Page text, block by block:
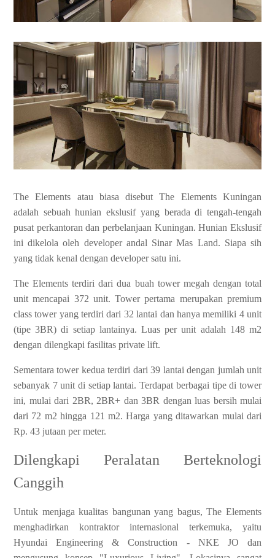
The Elements atau biasa disebut The Elements Kuningan
adalah sebuah hunian ekslusif yang berada di tengah-tengah
pusat perkantoran dan perbelanjaan Kuningan. Hunian Ekslusif
ini dikelola oleh developer andal Sinar Mas Land. Siapa sih
yang tidak kenal dengan developer satu ini.
The Elements terdiri dari dua buah tower megah dengan total
unit mencapai 372 unit. Tower pertama merupakan premium
class tower yang terdiri dari 32 lantai dan hanya memiliki 4 unit
(tipe 3BR) di setiap lantainya. Luas per unit adalah 148 m2
dengan dilengkapi fasilitas private lift.
Sementara tower kedua terdiri dari 39 lantai dengan jumlah unit
sebanyak 7 unit di setiap lantai. Terdapat berbagai tipe di tower
ini, mulai dari 2BR, 2BR+ dan 3BR dengan luas bersih mulai
dari 72 m2 hingga 121 m2. Harga yang ditawarkan mulai dari
Rp. 43 jutaan per meter.
Dilengkapi Peralatan Berteknologi
Canggih
Untuk menjaga kualitas bangunan yang bagus, The Elements
menghadirkan kontraktor internasional terkemuka, yaitu
Hyundai Engineering & Construction - NKE JO dan